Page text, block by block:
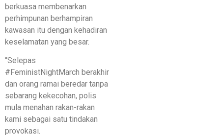
berkuasa membenarkan
perhimpunan berhampiran
kawasan itu dengan kehadiran
keselamatan yang besar.
“Selepas
#FeministNightMarch berakhir
dan orang ramai beredar tanpa
sebarang kekecohan, polis
mula menahan rakan-rakan
kami sebagai satu tindakan
provokasi.